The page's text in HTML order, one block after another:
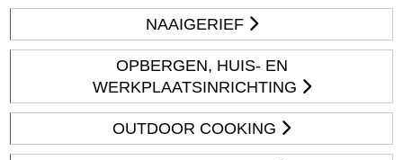
NAAIGERIEF
OPBERGEN, HUIS- EN
WERKPLAATSINRICHTING
OUTDOOR COOKING